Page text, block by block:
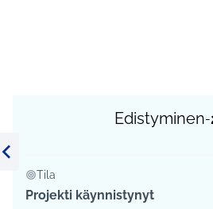
kohde
Edistyminen-
Tila
Projekti käynnistynyt